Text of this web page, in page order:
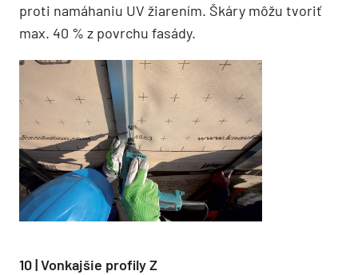
proti namáhaniu UV žiarením. Škáry môžu tvoriť
max. 40 % z povrchu fasády.
10 | Vonkajšie profily Z